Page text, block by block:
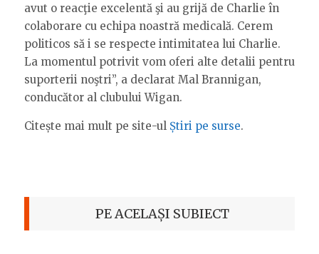
avut o reacţie excelentă şi au grijă de Charlie în
colaborare cu echipa noastră medicală. Cerem
politicos să i se respecte intimitatea lui Charlie.
La momentul potrivit vom oferi alte detalii pentru
suporterii noştri”, a declarat Mal Brannigan,
conducător al clubului Wigan.
Citește mai mult pe site-ul Știri pe surse.
PE ACELAȘI SUBIECT